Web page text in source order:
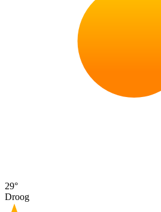
29°
Droog